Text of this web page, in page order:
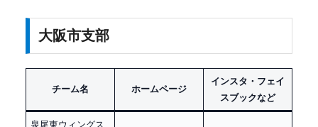
大阪市支部
チーム名 ホームページ
インスタ・フェイ
スブックなど
泉尾東ウィングス